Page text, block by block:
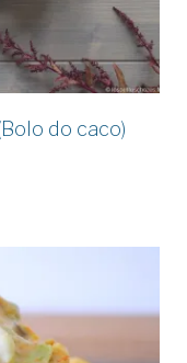
do caco)